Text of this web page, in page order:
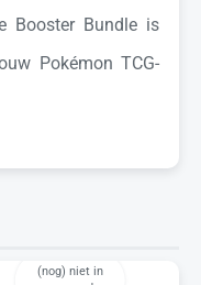
Booster Bundle is
Pokémon TCG-
(nog) niet in